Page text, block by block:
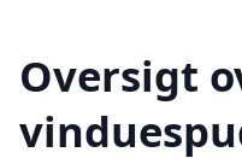
Oversigt